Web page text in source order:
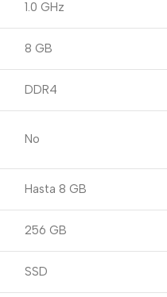
1.0 GHz
8 GB
DDR4
No
Hasta 8 GB
256 GB
SSD